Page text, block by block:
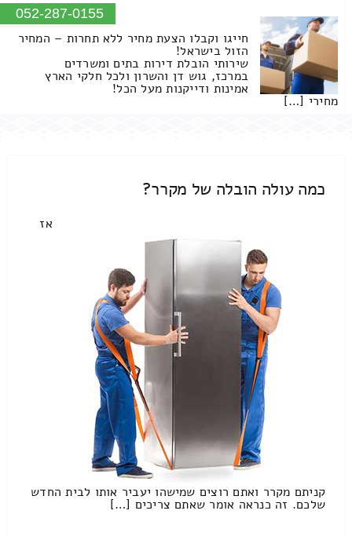
052-287-0155
חייגו וקבלו הצעת מחיר ללא תחרות – המחיר
הזול בישראל!
שירותי הובלת דירות בתים ומשרדים
במרכז, גוש דן והשרון ולכל חלקי הארץ
אמינות ודייקנות מעל הכל!
מחירי […]
כמה עולה הובלה של מקרר?
אז
קניתם מקרר ואתם רוצים שמישהו יעביר אותו לבית החדש
שלכם. זה כנראה אומר שאתם צריכים […]